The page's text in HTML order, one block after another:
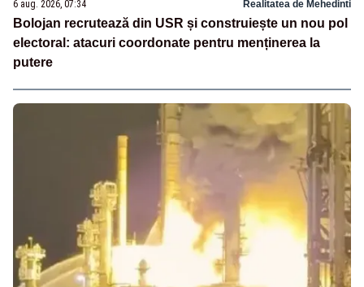
6 aug. 2026, 07:34 Realitatea de Mehedinti
Bolojan recrutează din USR și construiește un nou pol
electoral: atacuri coordonate pentru menținerea la
putere